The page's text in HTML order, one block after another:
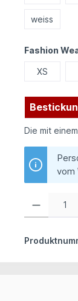
weiss
Fashion
XS
Die mit
vom